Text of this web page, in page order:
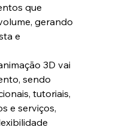
que
gerando
e
3D vai
sendo
tutoriais,
e serviços,